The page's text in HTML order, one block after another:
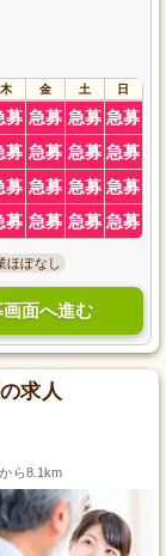
木 金 土 日
募 急募 急募 急募
募 急募 急募 急募
募 急募 急募 急募
募 急募 急募 急募
ほぼなし
画面へ進む
求人
ら8.1km